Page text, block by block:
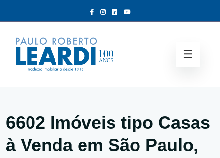
6602 Imóveis tipo Casas
à Venda em São Paulo,